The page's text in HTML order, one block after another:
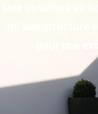
Une structure en
qu’une
pour une